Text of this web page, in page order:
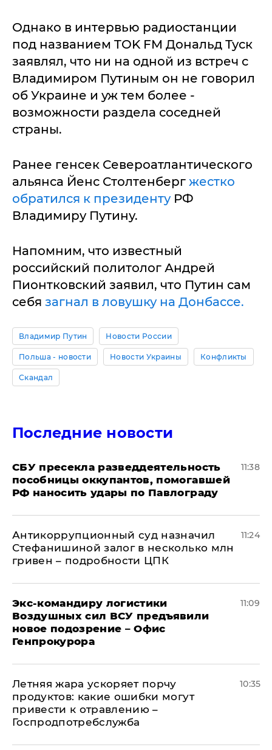
Однако в интервью радиостанции
под названием TOK FM Дональд Туск
заявлял, что ни на одной из встреч с
Владимиром Путиным он не говорил
об Украине и уж тем более -
возможности раздела соседней
страны.
Ранее генсек Североатлантического
альянса Йенс Столтенберг жестко
обратился к президентуРФ
Владимиру Путину.
Напомним, что известный
российский политолог Андрей
Пионтковский заявил, что Путин сам
себя загнал в ловушку на Донбассе.
Владимир Путин Новости России
Польша - новости Новости Украины Конфликты
Скандал
Последние новости
СБУ пресекла разведдеятельность
пособницы оккупантов, помогавшей
РФ наносить удары по Павлограду
11:38
Антикоррупционный суд назначил
Стефанишиной залог в несколько млн
гривен – подробности ЦПК
11:24
Экс-командиру логистики
Воздушных сил ВСУ предъявили
новое подозрение – Офис
Генпрокурора
11:09
Летняя жара ускоряет порчу
продуктов: какие ошибки могут
привести к отравлению –
Госпродпотребслужба
10:35